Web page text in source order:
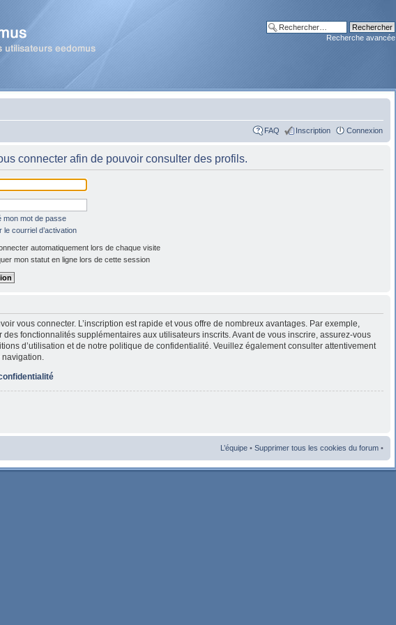
Recherche avancée
FAQ Inscription Connexion
connecter afin de pouvoir consulter des profils.
mon mot de passe
le courriel d’activation
automatiquement lors de chaque visite
mon statut en ligne lors de cette session
vous connecter. L’inscription est rapide et vous offre de nombreux avantages. Par exemple,
des fonctionnalités supplémentaires aux utilisateurs inscrits. Avant de vous inscrire, assurez-vous
d’utilisation et de notre politique de confidentialité. Veuillez également consulter attentivement
L’équipe • Supprimer tous les cookies du forum •